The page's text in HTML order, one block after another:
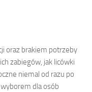
oraz brakiem potrzeby
zabiegów, jak licówki
niemal od razu po
dla osób